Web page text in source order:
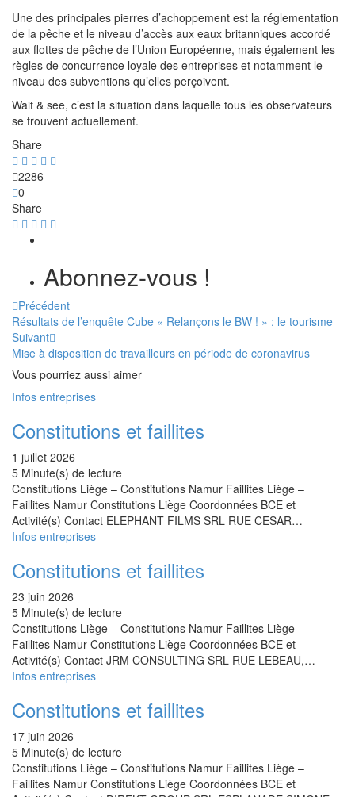
Une des principales pierres d’achoppement est la réglementation
de la pêche et le niveau d’accès aux eaux britanniques accordé
aux flottes de pêche de l’Union Européenne, mais également les
règles de concurrence loyale des entreprises et notamment le
niveau des subventions qu’elles perçoivent.
Wait & see, c’est la situation dans laquelle tous les observateurs
se trouvent actuellement.
Share
2286
0
Share
Abonnez-vous !
Précédent
Résultats de l’enquête Cube « Relançons le BW ! » : le tourisme
Suivant
Mise à disposition de travailleurs en période de coronavirus
Vous pourriez aussi aimer
Infos entreprises
Constitutions et faillites
1 juillet 2026
5 Minute(s) de lecture
Constitutions Liège – Constitutions Namur Faillites Liège –
Faillites Namur Constitutions Liège Coordonnées BCE et
Activité(s) Contact ELEPHANT FILMS SRL RUE CESAR…
Infos entreprises
Constitutions et faillites
23 juin 2026
5 Minute(s) de lecture
Constitutions Liège – Constitutions Namur Faillites Liège –
Faillites Namur Constitutions Liège Coordonnées BCE et
Activité(s) Contact JRM CONSULTING SRL RUE LEBEAU,…
Infos entreprises
Constitutions et faillites
17 juin 2026
5 Minute(s) de lecture
Constitutions Liège – Constitutions Namur Faillites Liège –
Faillites Namur Constitutions Liège Coordonnées BCE et